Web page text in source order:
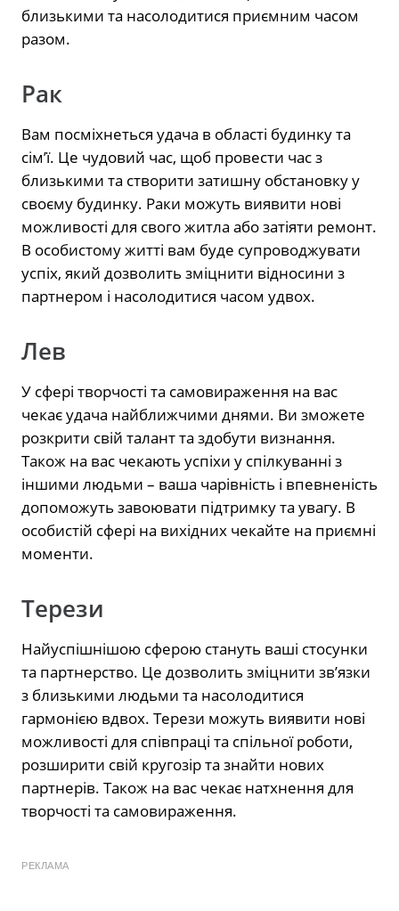
близькими та насолодитися приємним часом
разом.
Рак
Вам посміхнеться удача в області будинку та
сім’ї. Це чудовий час, щоб провести час з
близькими та створити затишну обстановку у
своєму будинку. Раки можуть виявити нові
можливості для свого житла або затіяти ремонт.
В особистому житті вам буде супроводжувати
успіх, який дозволить зміцнити відносини з
партнером і насолодитися часом удвох.
Лев
У сфері творчості та самовираження на вас
чекає удача найближчими днями. Ви зможете
розкрити свій талант та здобути визнання.
Також на вас чекають успіхи у спілкуванні з
іншими людьми – ваша чарівність і впевненість
допоможуть завоювати підтримку та увагу. В
особистій сфері на вихідних чекайте на приємні
моменти.
Терези
Найуспішнішою сферою стануть ваші стосунки
та партнерство. Це дозволить зміцнити зв’язки
з близькими людьми та насолодитися
гармонією вдвох. Терези можуть виявити нові
можливості для співпраці та спільної роботи,
розширити свій кругозір та знайти нових
партнерів. Також на вас чекає натхнення для
творчості та самовираження.
РЕКЛАМА